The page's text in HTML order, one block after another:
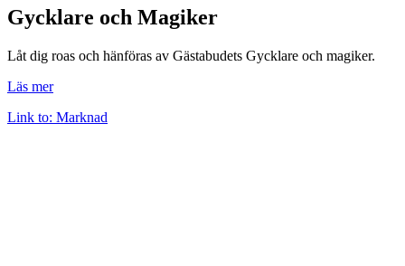
Gycklare och Magiker
Låt dig roas och hänföras av Gästabudets Gycklare och magiker.
Läs mer
Link to: Marknad